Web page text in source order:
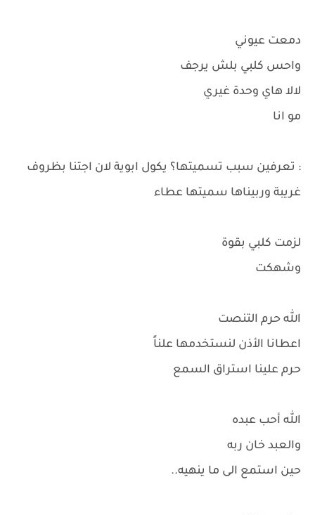
دمعت عيوني
واحس كلبي بلش يرجف
لالا هاي وحدة غيري
مو انا
: تعرفين سبب تسميتها؟ يكول ابوية لان اجتنا بظروف
غريبة وربيناها سميتها عطاء
لزمت كلبي بقوة
وشهكت
الله حرم التنصت
اعطانا الأذن لنستخدمها علناً
حرم علينا استراق السمع
الله أحب عبده
والعبد خان ربه
حين استمع الى ما ينهيه..